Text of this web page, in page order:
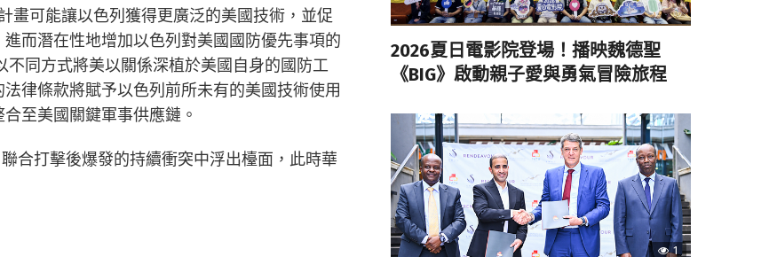
畫可能讓以色列獲得更廣泛的美國技術，並促
而潛在性地增加以色列對美國國防優先事項的
不同方式將美以關係深植於美國自身的國防工
律條款將賦予以色列前所未有的美國技術使用
至美國關鍵軍事供應鏈。
合打擊後爆發的持續衝突中浮出檯面，此時華
2026夏日電影院登場！播映魏德聖
《BIG》啟動親子愛與勇氣冒險旅程
1